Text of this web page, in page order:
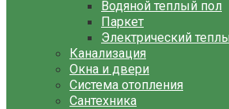
Водяной теплый пол
Паркет
Электрический
Канализация
Окна и двери
Система отопления
Сантехника